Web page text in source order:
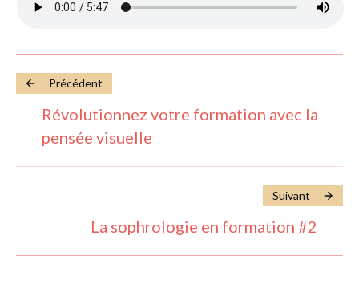
Précédent
Révolutionnez votre formation avec la
pensée visuelle
Suivant
La sophrologie en formation #2